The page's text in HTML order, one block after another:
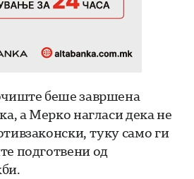
беше завршена
а Мерко нагласи дека не
туку само ги
подготвени од